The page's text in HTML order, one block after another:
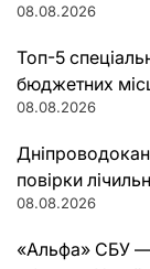
08.08.2026
Топ-5
бюджетних
08.08.2026
повірки
08.08.2026
«Альфа» СБУ —